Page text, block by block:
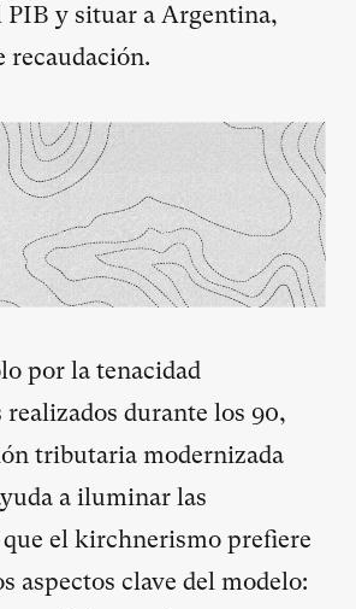
PIB y situar a Argentina,
recaudación.
por la tenacidad
durante los 90,
tributaria modernizada
a iluminar las
el kirchnerismo prefiere
aspectos clave del modelo: